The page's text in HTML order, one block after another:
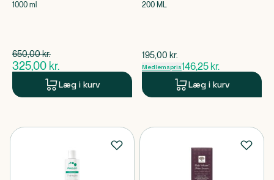
1000 ml
$gammel pris
650,00kr.
Spar 325,00 kr.
$nuværende pris
325,00 kr.
Læg i kurv
200 ML
$gammel pris
195,00 kr.
Medlemspris146,25 kr.
Læg i kurv